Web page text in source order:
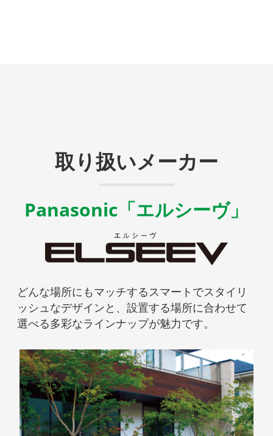
取り扱いメーカー
Panasonic「エルシーヴ」
どんな場所にもマッチするスマートでスタイリ
ッシュなデザインと、設置する場所に合わせて
選べる多彩なラインナップが魅力です。